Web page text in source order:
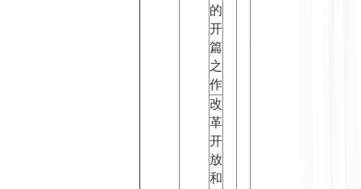
的
开
篇
之
作
改
革
开
放
和